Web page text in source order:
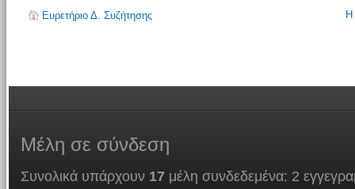
Ευρετήριο Δ. Συζήτησης Η
Μέλη σε σύνδεση
Συνολικά υπάρχουν 17μέλη συνδεδεμένα: 2